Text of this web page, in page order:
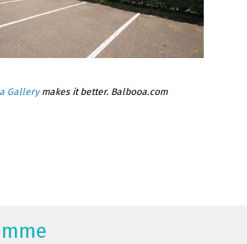
Gallerymakes it better. Balbooa.com